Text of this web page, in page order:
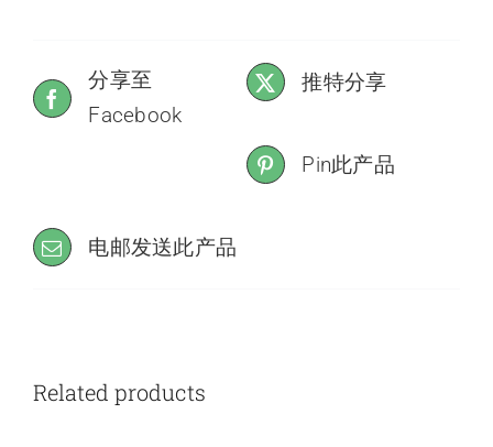
分享至
Facebook
推特分享
Pin此产品
电邮发送此产品
Related products